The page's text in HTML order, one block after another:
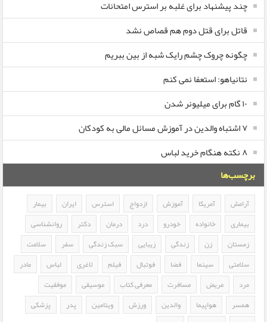
چند پیشنهاد برای غلبه بر استرس امتحانات
قاتل برای قتل دوم هم قصاص نشد
چگونه چروک چشم رایک شبه از بین ببریم
نتانیاهو: استعفا نمی کنم
۱۰ گام برای میلیونر شدن
۷ اشتباه والدین در آموزش مسائل مالی به کودکان
۸ نکته هنگام خرید لباس
برچسب‌ها
آرامش آمریکا آموزش ازدواج استرس ایران
بیمار
بیماری
خانواده خودرو درد درمان دکتر
روانشناسی
زمستان
زن زندگی زیبایی سبک زندگی سفر
سلامت
سلامتی
سینما فضا فوتبال فیلم لاغری لباس
مادر
مرد
مریض مسافرت معرفی کتاب موسیقی
موفقیت
همسر
هواپیما والدین ورزش ویتامین پدر
پزشکی